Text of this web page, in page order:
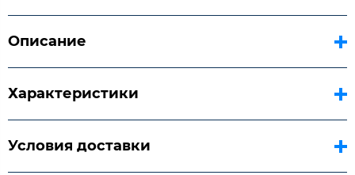
Описание
Характеристики
Условия доставки